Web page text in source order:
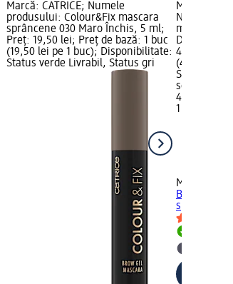
Marcă: CATRICE; Numele
produsului: Colour&Fix mascara
sprâncene 030 Maro Închis, 5 ml;
Preț: 19,50 lei; Preț de bază: 1 buc
(19,50 lei pe 1 buc); Disponibilitate:
Status verde Livrabil, Status gri
Marcă:
Numele
mascara
Deep
40,50 lei;
(40,50 lei
Status
selectare
40,50 lei
1 buc
Brow
sprâncene